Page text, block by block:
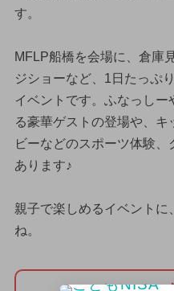
す。
MFLP船橋を会場に、倉庫
ジショーなど、1日たっぷ
イベントです。ふなっし
る豪華ゲストの登場や、
ビーなどのスポーツ体験
あります♪
親子で楽しめるイベントに
ね。